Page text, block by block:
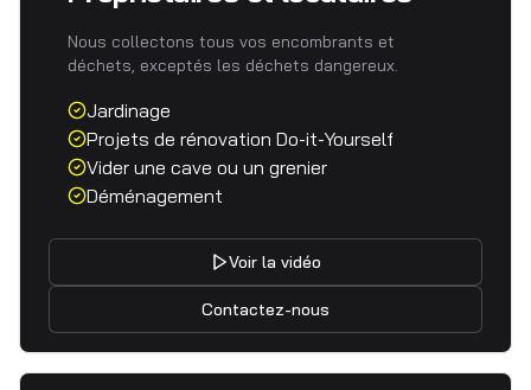
Nous collectons tous vos encombrants et
déchets, exceptés les déchets dangereux.
Jardinage
Projets de rénovation Do-it-Yourself
Vider une cave ou un grenier
Déménagement
Voir la vidéo
Contactez-nous